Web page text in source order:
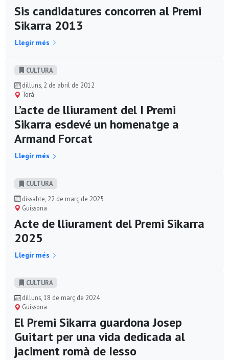
Sis candidatures concorren al Premi
Sikarra 2013
Llegir més
CULTURA
dilluns, 2 de abril de 2012
Torà
L’acte de lliurament del I Premi
Sikarra esdevé un homenatge a
Armand Forcat
Llegir més
CULTURA
dissabte, 22 de març de 2025
Guissona
Acte de lliurament del Premi Sikarra
2025
Llegir més
CULTURA
dilluns, 18 de març de 2024
Guissona
El Premi Sikarra guardona Josep
Guitart per una vida dedicada al
jaciment romà de Iesso